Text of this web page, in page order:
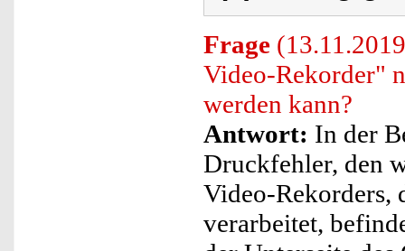
Frage
Video-Rekorder"
werden kann?
Antwort: In der
Druckfehler, den
Video-Rekorders,
verarbeitet,